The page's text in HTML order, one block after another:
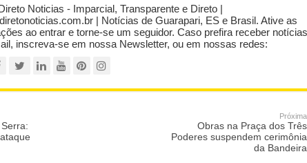
Noticias - Imparcial, Transparente e Direto |
| Notícias de Guarapari, ES e Brasil. Ative as
ao entrar e torne-se um seguidor. Caso prefira receber notícias
inscreva-se em nossa Newsletter, ou em nossas redes:
Próxima
Obras na Praça dos Três
Poderes suspendem cerimônia
da Bandeira